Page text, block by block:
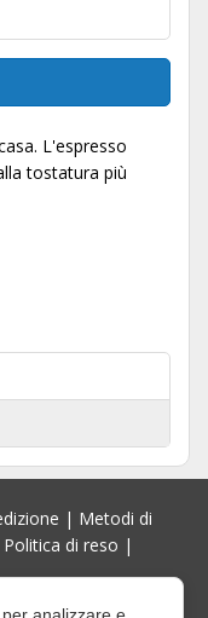
L'espresso
tostatura più
| Metodi di
Politica di reso |